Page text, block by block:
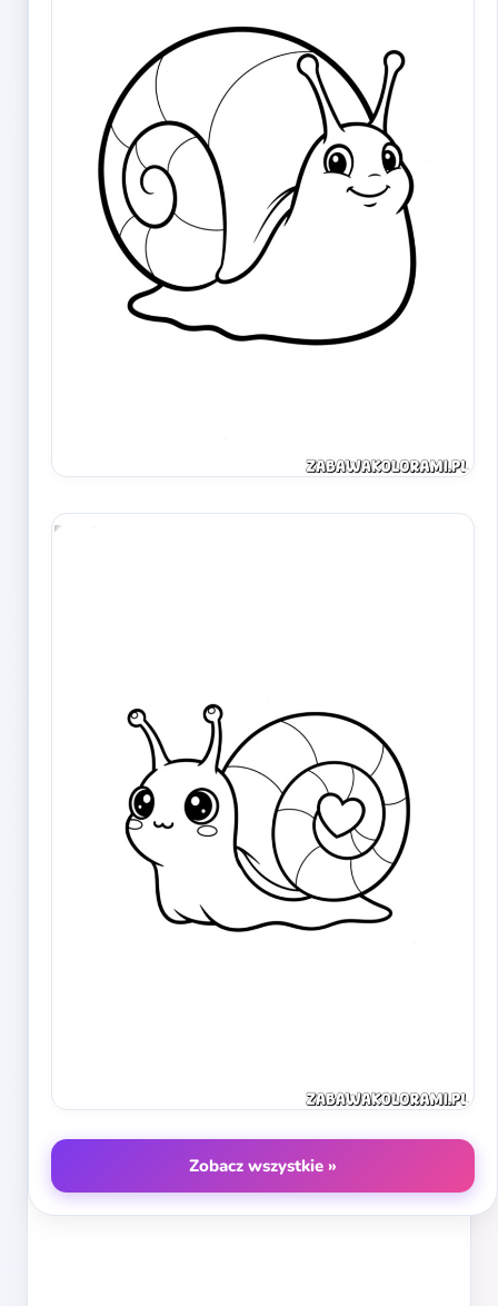
Zobacz wszystkie »